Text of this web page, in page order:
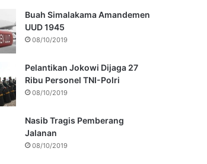
Buah Simalakama Amandemen
UUD 1945
08/10/2019
Pelantikan Jokowi Dijaga 27
Ribu Personel TNI-Polri
08/10/2019
Nasib Tragis Pemberang
Jalanan
08/10/2019